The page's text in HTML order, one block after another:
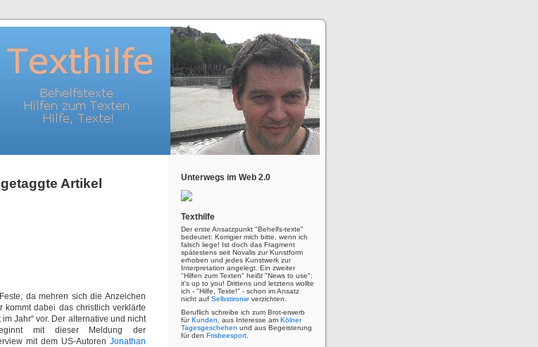
Artikel
da mehren sich die Anzeichen
kommt dabei das christlich verklärte
Jahr“ vor. Der alternative und nicht
beginnt mit dieser Meldung der
mit dem US-Autoren Jonathan
Unterwegs im Web 2.0
Texthilfe
Der erste Ansatzpunkt "Behelfs-texte"
bedeutet: Korrigier mich bitte, wenn ich
falsch liege! Ist doch das Fragment
spätestens seit Novalis zur Kunstform
erhoben und jedes Kunstwerk zur
Interpretation angelegt. Ein zweiter
"Hilfen zum Texten" heißt "News to use":
it's up to you! Drittens und letztens wollte
ich - "Hilfe, Texte!" - schon im Ansatz
nicht auf Selbstironie verzichten.
Beruflich schreibe ich zum Brot-erwerb
fürKunden , aus Interesse am Kölner
Tagesgeschehen und aus Begeisterung
für den Frisbeesport